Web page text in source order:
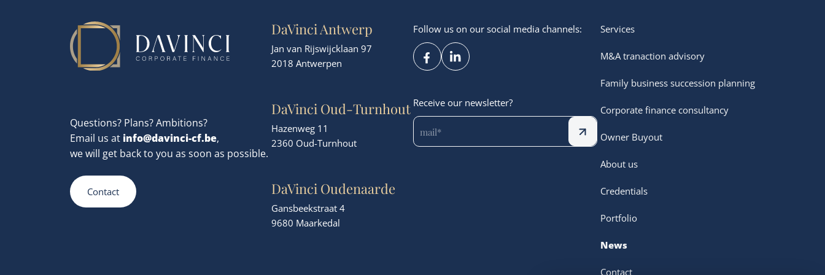
Team
Portfolio
News
Questions? Plans? Ambitions?
Email us at info@davinci-cf.be,
we will get back to you as soon as possible.
Contact
DaVinci Antwerp
Jan van Rijswijcklaan 97
2018 Antwerpen
DaVinci Oud-Turnhout
Hazenweg 11
2360 Oud-Turnhout
DaVinci Oudenaarde
Gansbeekstraat 4
9680 Maarkedal
Follow us on our social media channels:
Receive our newsletter?
Services
M&A tranaction advisory
Family business succession planning
Corporate finance consultancy
Owner Buyout
About us
Credentials
Portfolio
News
Contact